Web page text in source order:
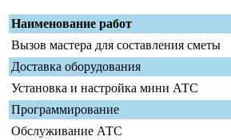
Наименование работ
Вызов мастера для составления сметы
Доставка оборудования
Установка и настройка мини АТС
Программирование
Обслуживание АТС